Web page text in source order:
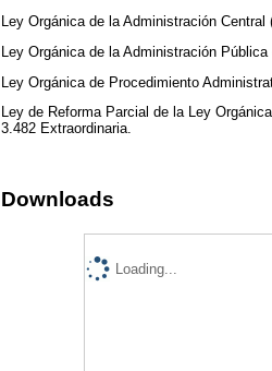
Ley Orgánica de la Administración
Ley Orgánica de la Administración
Ley Orgánica de Procedimiento
Ley de Reforma Parcial de la Ley
3.482 Extraordinaria.
Downloads
Loading...